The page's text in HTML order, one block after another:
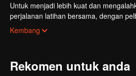
Untuk menjadi lebih kuat dan
perjalanan latihan bersama, dengan
Kuno Tanah Besar, dan berjaya
lagi yang kuat, dia berjaya
Kembang
Rekomen untuk anda